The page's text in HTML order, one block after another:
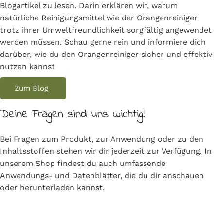
Blogartikel zu lesen. Darin erklären wir, warum
natürliche Reinigungsmittel wie der Orangenreiniger
trotz ihrer Umweltfreundlichkeit sorgfältig angewendet
werden müssen. Schau gerne rein und informiere dich
darüber, wie du den Orangenreiniger sicher und effektiv
nutzen kannst
Zum Blog
Deine Fragen sind uns wichtig!
Bei Fragen zum Produkt, zur Anwendung oder zu den
Inhaltsstoffen stehen wir dir jederzeit zur Verfügung. In
unserem Shop findest du auch umfassende
Anwendungs- und Datenblätter, die du dir anschauen
oder herunterladen kannst.